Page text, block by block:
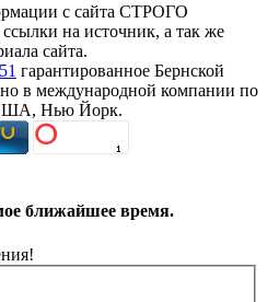
с сайта СТРОГО
на источник, а так же
сайта.
гарантированное Бернской
в международной компании по
США, Нью Йорк.
ближайшее время.